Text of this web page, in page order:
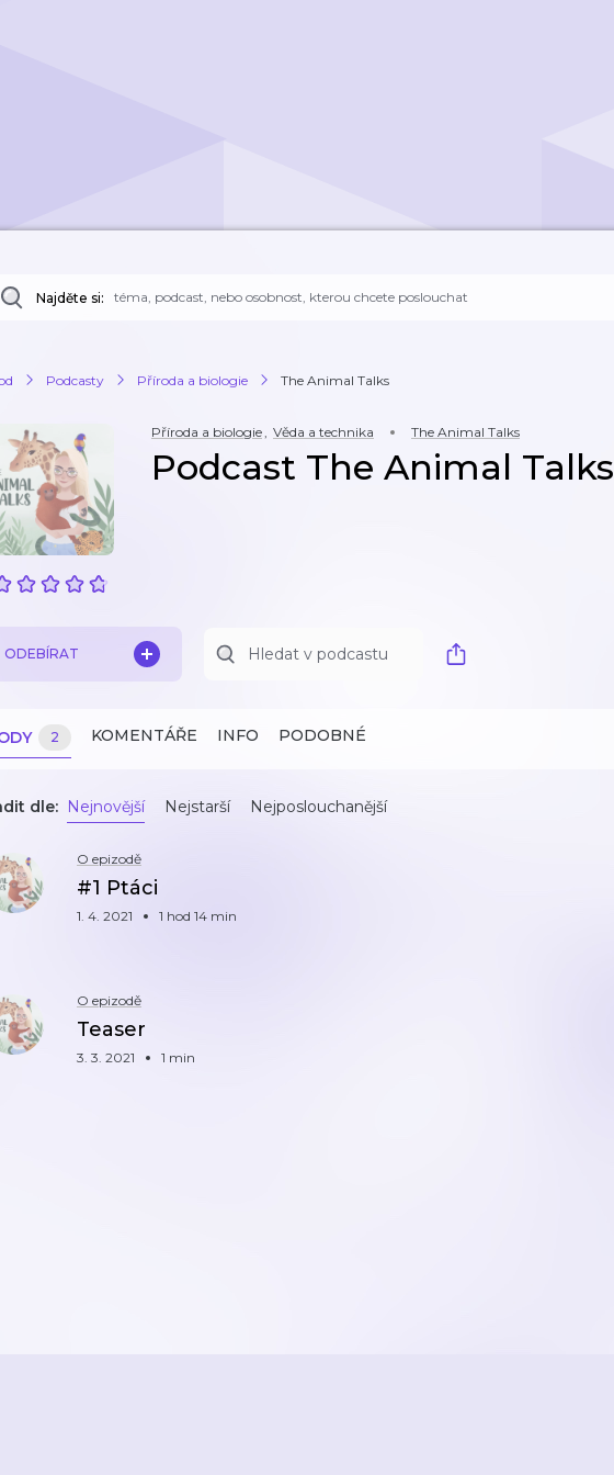
Najděte si:
Podcasty Příroda a biologie The Animal Talks
Příroda a biologie, Věda a technika The Animal Talks
Podcast The Animal Talks
ODEBÍRAT
2 KOMENTÁŘE INFO PODOBNÉ
dle: Nejnovější Nejstarší Nejposlouchanější
O epizodě
#1 Ptáci
1. 4. 2021 1 hod 14 min
O epizodě
Teaser
3. 3. 2021 1 min